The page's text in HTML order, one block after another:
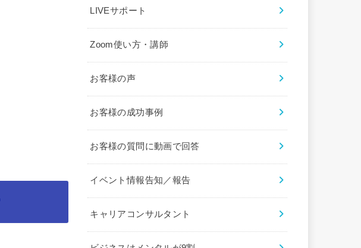
LIVEサポート
Zoom使い方・講師
お客様の声
お客様の成功事例
お客様の質問に動画で回答
イベント情報告知／報告
キャリアコンサルタント